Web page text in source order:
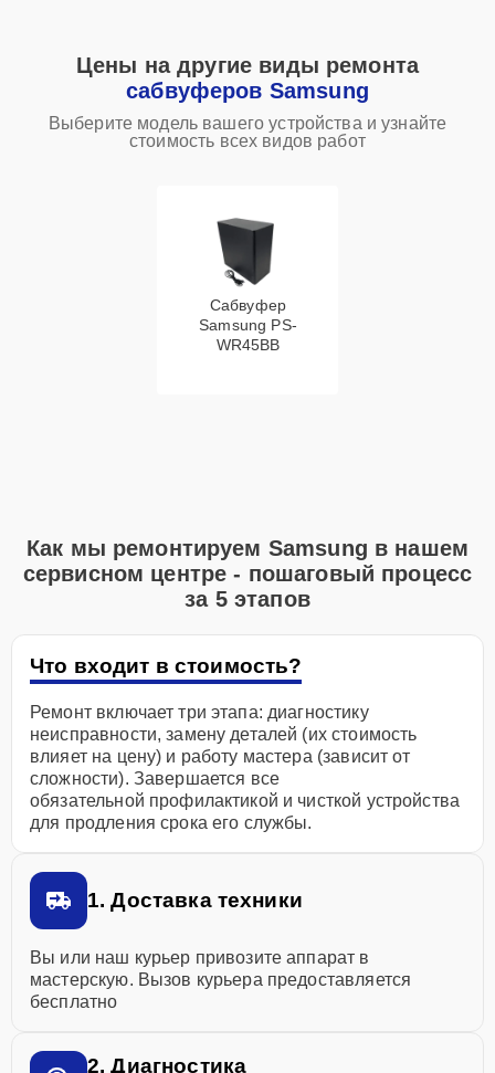
Цены на другие виды ремонта
сабвуферов Samsung
Выберите модель вашего устройства и узнайте
стоимость всех видов работ
Сабвуфер
Samsung PS-
WR45BB
Как мы ремонтируем Samsung в нашем
сервисном центре - пошаговый процесс
за 5 этапов
Что входит в стоимость?
Ремонт включает три этапа: диагностику
неисправности, замену деталей (их стоимость
влияет на цену) и работу мастера (зависит от
сложности). Завершается все
обязательной профилактикой и чисткой устройства
для продления срока его службы.
1. Доставка техники
Вы или наш курьер привозите аппарат в
мастерскую. Вызов курьера предоставляется
бесплатно
2. Диагностика